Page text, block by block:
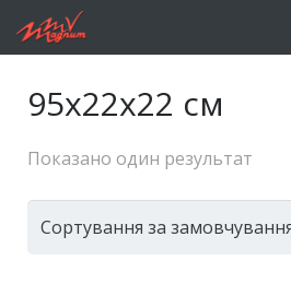
95x22x22 см
Показано один результат